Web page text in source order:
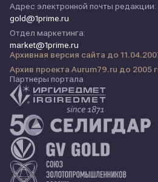
Адрес электронной почты редакции:
gold@1prime.ru
Отдел маркетинга:
market@1prime.ru
Архивная версия сайта до
Архив проекта Aurum79.ru до 2005
Партнеры портала